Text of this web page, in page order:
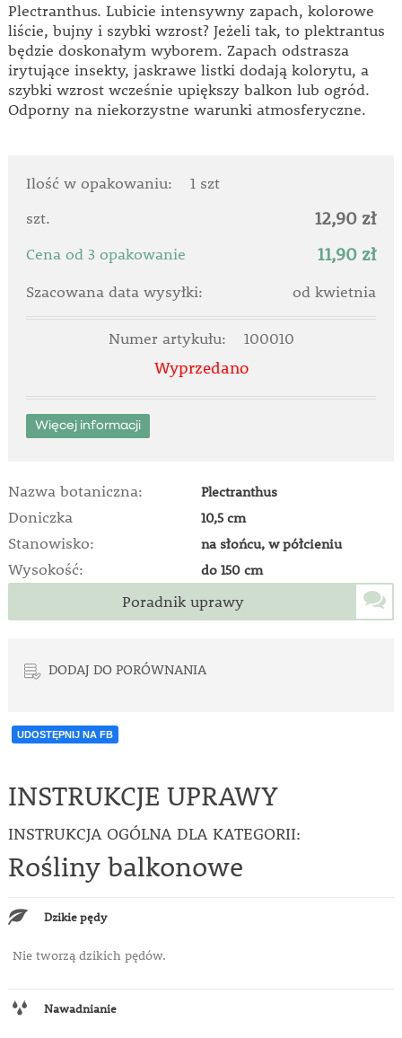
Plectranthus. Lubicie intensywny zapach, kolorowe
liście, bujny i szybki wzrost? Jeżeli tak, to plektrantus
będzie doskonałym wyborem. Zapach odstrasza
irytujące insekty, jaskrawe listki dodają kolorytu, a
szybki wzrost wcześnie upiększy balkon lub ogród.
Odporny na niekorzystne warunki atmosferyczne.
Ilość w opakowaniu:
1 szt
szt.
12,90 zł
Cena od 3 opakowanie 11,90 zł
Szacowana data wysyłki: od kwietnia
Numer artykułu: 100010
Wyprzedano
Więcej informacji
Nazwa botaniczna: Plectranthus
Doniczka 10,5 cm
Stanowisko: na słońcu, w półcieniu
Wysokość: do 150 cm
Poradnik uprawy
DODAJ DO PORÓWNANIA
UDOSTĘPNIJ NA FB
INSTRUKCJE UPRAWY
INSTRUKCJA OGÓLNA DLA KATEGORII:
Rośliny balkonowe
Dzikie pędy
Nie tworzą dzikich pędów.
Nawadnianie